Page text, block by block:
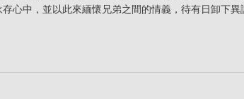
心中，並以此來緬懷兄弟之間的情義，待有日卸下異